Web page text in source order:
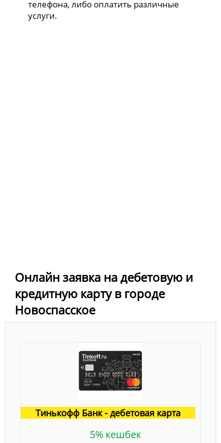
телефона, либо оплатить различные
услуги.
Онлайн заявка на дебетовую и
кредитную карту в городе
Новоспасское
Тинькофф Банк - дебетовая карта
5% кешбек